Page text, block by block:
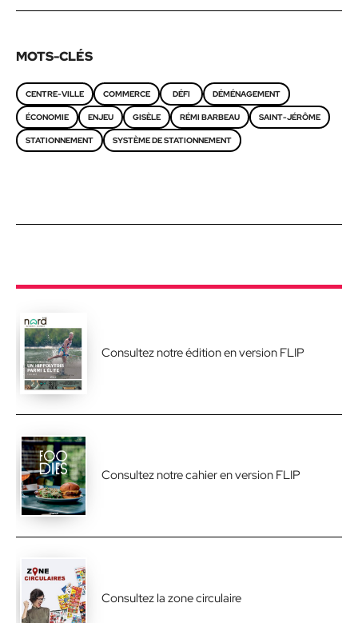
MOTS-CLÉS
CENTRE-VILLE COMMERCE DÉFI DÉMÉNAGEMENT
ÉCONOMIE ENJEU GISÈLE RÉMI BARBEAU SAINT-JÉRÔME
STATIONNEMENT SYSTÈME DE STATIONNEMENT
Consultez notre édition en version FLIP
Consultez notre cahier en version FLIP
Consultez la zone circulaire